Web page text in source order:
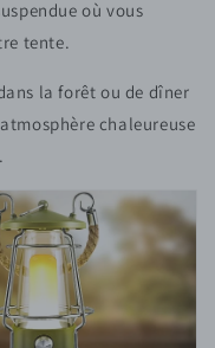
où vous
tente.
la forêt ou de dîner
chaleureuse